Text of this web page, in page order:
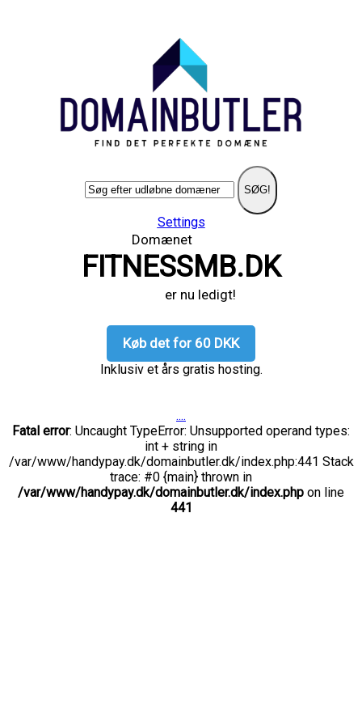
SØG!
Settings
Domænet
FITNESSMB.DK
er nu ledigt!
Køb det for 60 DKK
Inklusiv et års gratis hosting.
....
Fatal error: Uncaught TypeError: Unsupported operand types:
int + string in
/var/www/handypay.dk/domainbutler.dk/index.php:441 Stack
trace: #0 {main} thrown in
/var/www/handypay.dk/domainbutler.dk/index.php on line
441